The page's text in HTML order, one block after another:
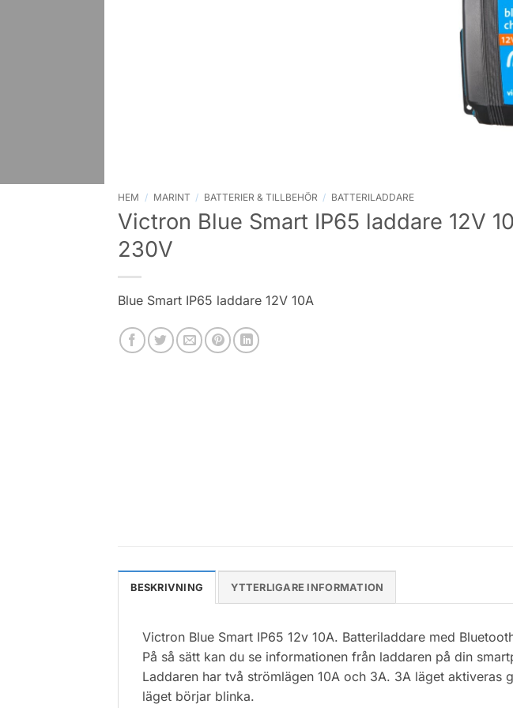
HEM / MARINT / BATTERIER & TILLBEHÖR / BATTERILADDARE
Victron Blue Smart IP65 laddare 12V
230V
Blue Smart IP65 laddare 12V 10A
BESKRIVNING YTTERLIGARE INFORMATION
Victron Blue Smart IP65 12v 10A. Batteriladdare med
På så sätt kan du se informationen från laddaren på din
Laddaren har två strömlägen 10A och 3A. 3A läget
läget börjar blinka.